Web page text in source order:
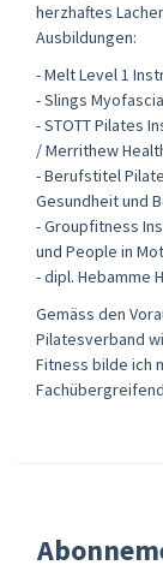
herzhaftes
Ausbildungen:
- Melt Level 1
- Slings
- STOTT Pilates
/ Merrithew
- Berufstitel
Gesundheit und
- Groupfitness
und People in
- dipl. Hebamme
Gemäss den
Pilatesverband
Fitness bilde ich